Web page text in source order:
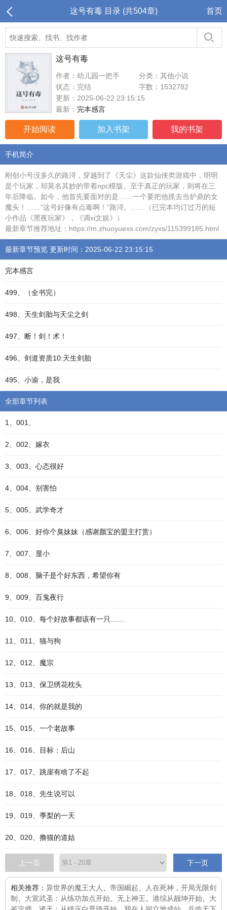
这号有毒 目录 (共504章) 首页
这号有毒
作者：幼儿园一把手
分类：其他小说
状态：完结
字数：1532782
更新：2025-06-22 23:15:15
最新： 完本感言
开始阅读 加入书架 我的书架
手机简介
刚创小号没多久的路浔，穿越到了《天尘》这款仙侠类游戏中，明明
是个玩家，却莫名其妙的带着npc模版。至于真正的玩家，则将在三
年后降临。如今，他首先要面对的是……一个要把他抓去当炉鼎的女
魔头！……“这号好像有点毒啊！”路浔。……（已完本均订过万的短
小作品《黑夜玩家》，《调xi文娱》）
最新章节推荐地址：https://m.zhuoyuexs.com/zyxs/115399185.html
最新章节预览 更新时间：2025-06-22 23:15:15
完本感言
499、（全书完）
498、天生剑胎与天尘之剑
497、断！剑！术！
496、剑道资质10:天生剑胎
495、小渝，是我
全部章节列表
1、001、
2、002、嫁衣
3、003、心态很好
4、004、别害怕
5、005、武学奇才
6、006、好你个臭妹妹（感谢颜宝的盟主打赏）
7、007、显小
8、008、脑子是个好东西，希望你有
9、009、百鬼夜行
10、010、每个好故事都该有一只……
11、011、猫与狗
12、012、魔宗
13、013、保卫绣花枕头
14、014、你的就是我的
15、015、一个老故事
16、016、目标：后山
17、017、跳崖有啥了不起
18、018、先生说可以
19、019、季梨的一天
20、020、撸猫的道姑
上一页 下一页
相关推荐： 异世界的魔王大人 帝国崛起
人在死神，开局无限剑
制
大宣武圣：从练功加点开始 无上神王 港综从靓坤开始
大